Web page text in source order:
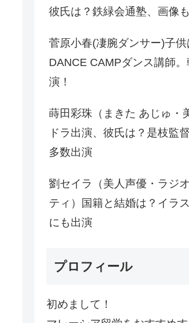
彼氏は？鉄緑会通塾、画像も
菅原小春(凄腕ダンサー)子
DANCE CAMPダンス講師。
演！
蒔田彩珠（まきた あじゅ・
ドラ出演、彼氏は？是枝監
多数出演
劉セイラ（美人声優・ラジ
ティ）国籍と結婚は？イラ
にも出演
プロフィール
初めまして！